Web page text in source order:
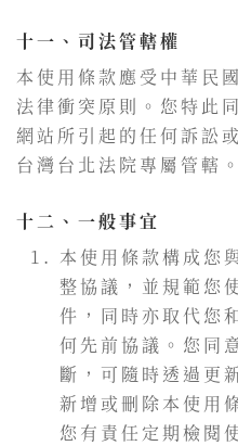
十一、司法管轄權
本使用條款應受中華民
法律衝突原則。您特此
網站所引起的任何訴訟
台灣台北法院專屬管轄。
十二、一般事宜
本使用條款構成您
整協議，並規範您
件，同時亦取代您
何先前協議。您同
斷，可隨時透過更
新增或刪除本使用
您有責任定期檢閱